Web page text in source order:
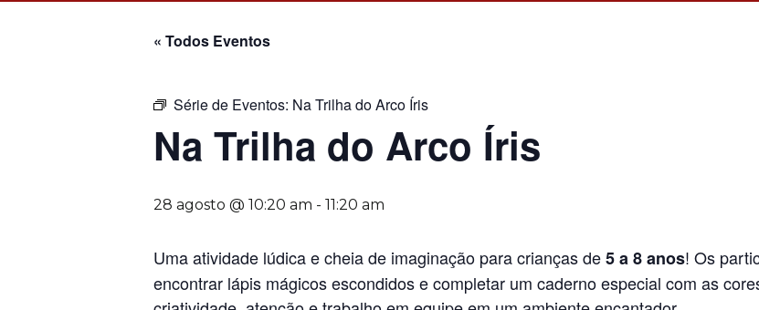
« Todos Eventos
Série de Eventos: Na Trilha do Arco Íris
Na Trilha do Arco Íris
28 agosto @ 10:20 am - 11:20 am
Uma atividade lúdica e cheia de imaginação para crianças de5 a 8 anos! Os
encontrar lápis mágicos escondidos e completar um caderno especial com as